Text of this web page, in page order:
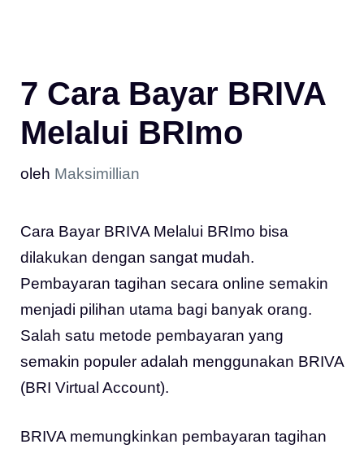
7 Cara Bayar BRIVA
Melalui BRImo
oleh Maksimillian
Cara Bayar BRIVA Melalui BRImo bisa
dilakukan dengan sangat mudah.
Pembayaran tagihan secara online semakin
menjadi pilihan utama bagi banyak orang.
Salah satu metode pembayaran yang
semakin populer adalah menggunakan BRIVA
(BRI Virtual Account).
BRIVA memungkinkan pembayaran tagihan